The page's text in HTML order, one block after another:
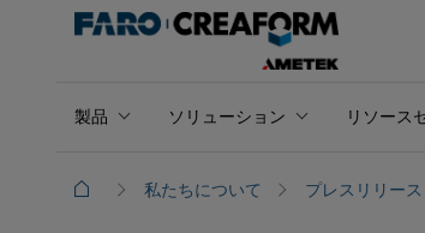
製品 ソリューション リソース
私たちについて プレスリリース